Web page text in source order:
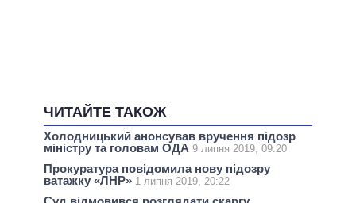
ЧИТАЙТЕ ТАКОЖ
Холодницький анонсував вручення підозр
міністру та головам ОДА 9 липня 2019, 09:20
Прокуратура повідомила нову підозру
ватажку «ЛНР» 1 липня 2019, 20:22